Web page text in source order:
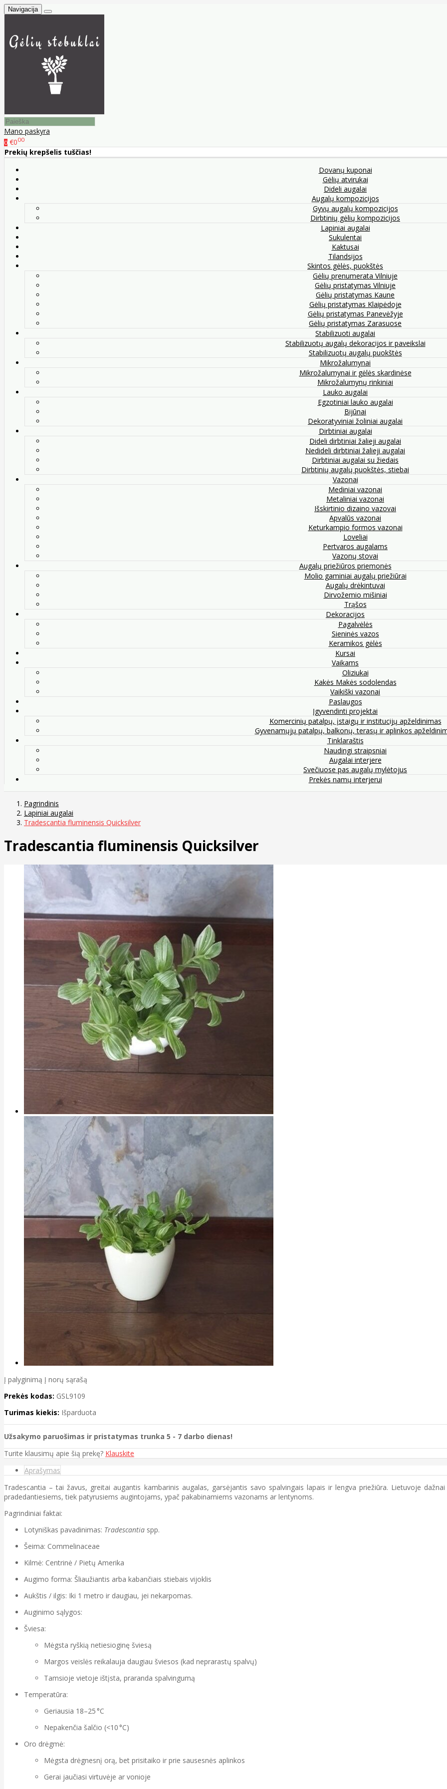
Navigacija
Mano paskyra
0 €000
Prekių krepšelis tuščias!
Dovanų kuponai
Gėlių atvirukai
Dideli augalai
Augalų kompozicijos
Gyvų augalų kompozicijos
Dirbtinių gėlių kompozicijos
Lapiniai augalai
Sukulentai
Kaktusai
Tilandsijos
Skintos gėlės, puokštės
Gėlių prenumerata Vilniuje
Gėlių pristatymas Vilniuje
Gėlių pristatymas Kaune
Gėlių pristatymas Klaipėdoje
Gėlių pristatymas Panevėžyje
Gėlių pristatymas Zarasuose
Stabilizuoti augalai
Stabilizuotų augalų dekoracijos ir paveikslai
Stabilizuotų augalų puokštės
Mikrožalumynai
Mikrožalumynai ir gėlės skardinėse
Mikrožalumynų rinkiniai
Lauko augalai
Egzotiniai lauko augalai
Bijūnai
Dekoratyviniai žoliniai augalai
Dirbtiniai augalai
Dideli dirbtiniai žalieji augalai
Nedideli dirbtiniai žalieji augalai
Dirbtiniai augalai su žiedais
Dirbtinių augalų puokštės, stiebai
Vazonai
Mediniai vazonai
Metaliniai vazonai
Išskirtinio dizaino vazovai
Apvalūs vazonai
Keturkampio formos vazonai
Loveliai
Pertvaros augalams
Vazonų stovai
Augalų priežiūros priemonės
Molio gaminiai augalų priežiūrai
Augalų drėkintuvai
Dirvožemio mišiniai
Trąšos
Dekoracijos
Pagalvėlės
Sieninės vazos
Keramikos gėlės
Kursai
Vaikams
Oliziukai
Kakės Makės sodolendas
Vaikiški vazonai
Paslaugos
Įgyvendinti projektai
Komercinių patalpų, įstaigų ir institucijų apželdinimas
Gyvenamųjų patalpų, balkonų, terasų ir aplinkos
Tinklaraštis
Naudingi straipsniai
Augalai interjere
Svečiuose pas augalų mylėtojus
Prekės namų interjerui
Pagrindinis
Lapiniai augalai
Tradescantia fluminensis Quicksilver
Tradescantia fluminensis Quicksilver
Į palyginimą Į norų sąrašą
Prekės kodas: GSL9109
Turimas kiekis: Išparduota
Užsakymo paruošimas ir pristatymas trunka 5 - 7 darbo dienas!
Turite klausimų apie šią prekę? Klauskite
Aprašymas
Tradescantia – tai žavus, greitai augantis kambarinis augalas, garsėjantis savo spalvingais lapais ir lengva priežiūra. Lietuvoje
pradedantiesiems, tiek patyrusiems augintojams, ypač pakabinamiems vazonams ar lentynoms.
Pagrindiniai faktai:
Lotyniškas pavadinimas: Tradescantia spp.
Šeima: Commelinaceae
Kilmė: Centrinė / Pietų Amerika
Augimo forma: Šliaužiantis arba kabančiais stiebais vijoklis
Aukštis / ilgis: Iki 1 metro ir daugiau, jei nekarpomas.
Auginimo sąlygos:
Šviesa:
Mėgsta ryškią netiesioginę šviesą
Margos veislės reikalauja daugiau šviesos (kad neprarastų spalvų)
Tamsioje vietoje ištįsta, praranda spalvingumą
Temperatūra:
Geriausia 18–25 °C
Nepakenčia šalčio (<10 °C)
Oro drėgmė:
Mėgsta drėgnesnį orą, bet prisitaiko ir prie sausesnės aplinkos
Gerai jaučiasi virtuvėje ar vonioje